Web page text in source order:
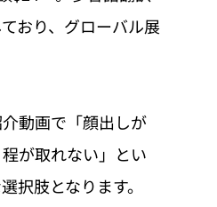
おり、グローバル展
動画で「顔出しが
が取れない」とい
択肢となります。